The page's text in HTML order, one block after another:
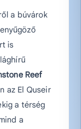
a búvárok
is
Reef
az El Quseir
a térség
a